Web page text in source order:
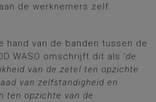
de werknemers zelf.
hand van de banden tussen de
WASO omschrijft dit als ‘de
van de zetel ten opzichte
van zelfstandigheid en
ten opzichte van de